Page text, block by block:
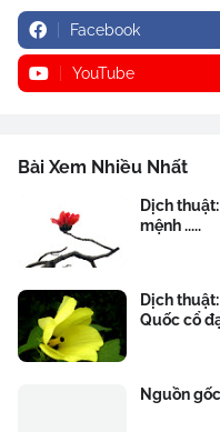
Facebook
YouTube
Bài Xem Nhiều Nhất
Dịch
mệnh .....
Dịch
Quốc cổ
Nguồn